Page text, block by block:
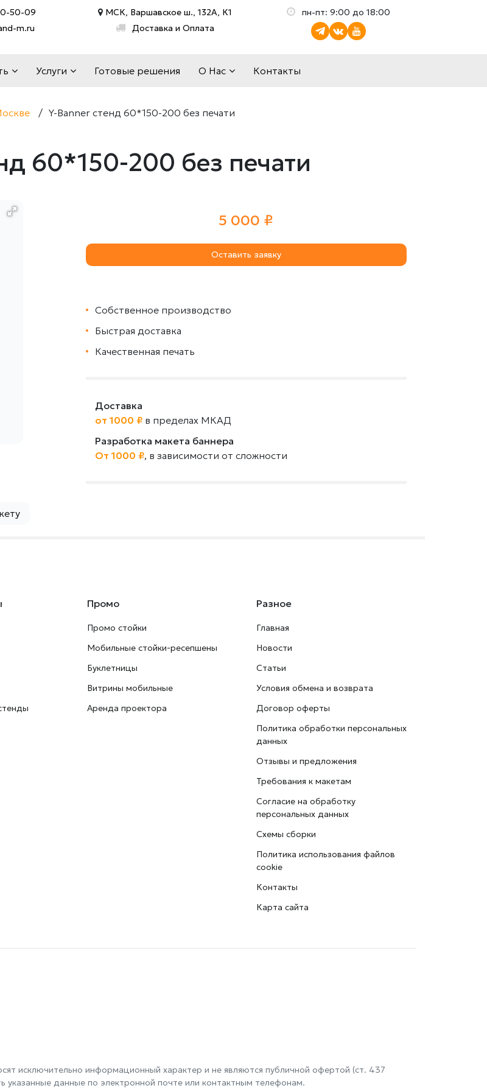
50-09
m.ru
МСК, Варшавское ш., 132А, К1
Доставка и Оплата
пн-пт: 9:00 до 18:00
Услуги Готовые решения О Нас Контакты
/ Y-Banner стенд 60*150-200 без печати
60*150-200 без печати
5 000 ₽
Оставить заявку
Собственное производство
Быстрая доставка
Качественная печать
Доставка
от 1000 ₽в пределах МКАД
Разработка макета баннера
От 1000 ₽, в зависимости от сложности
Промо
Промо стойки
Мобильные стойки-ресепшены
Буклетницы
Витрины мобильные
Аренда проектора
Разное
Главная
Новости
Статьи
Условия обмена и возврата
Договор оферты
Политика обработки персональных
данных
Отзывы и предложения
Требования к макетам
Согласие на обработку
персональных данных
Схемы сборки
Политика использования файлов
cookie
Контакты
Карта сайта
исключительно информационный характер и не являются публичной офертой (ст. 437
данные по электронной почте или контактным телефонам.